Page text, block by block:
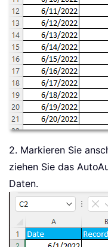
2. Markieren Sie
ziehen Sie das
Daten.